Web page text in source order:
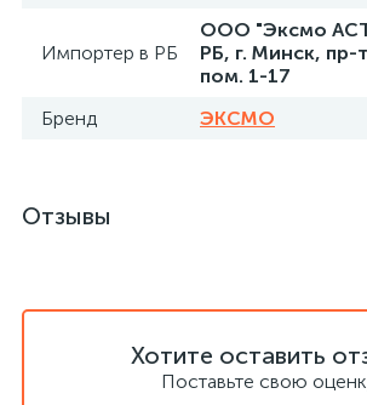
Импортер в РБ
ООО "Эксмо
РБ, г. Минск, пр-
пом. 1-17
Бренд
ЭКСМО
Отзывы
Хотите оставить
Поставьте свою